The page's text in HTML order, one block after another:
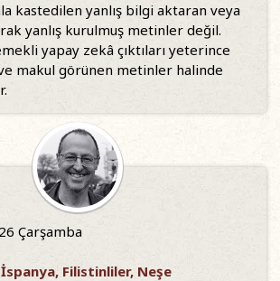
kastedilen yanlış bilgi aktaran veya
yanlış kurulmuş metinler değil.
yapay zekâ çıktıları yeterince
makul görünen metinler halinde
Çarşamba
İspanya, Filistinliler, Neşe